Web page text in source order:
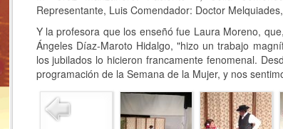
Representante, Luis Comendador: Doctor
Y la profesora que los enseñó fue Laura Moreno,
Ángeles Díaz-Maroto Hidalgo, "hizo un trabajo
los jubilados lo hicieron francamente fenomenal.
programación de la Semana de la Mujer, y nos